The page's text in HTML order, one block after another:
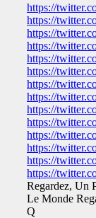
https://
https://
https://
https://
https://
https://
https://
https://
https://
https://
https://
https://
https://
https://
Regardez, Un
Le Monde
Q